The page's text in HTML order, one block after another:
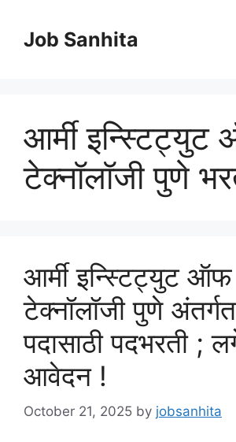
contentJob Sanhita
आर्मी
टेक्नॉलॉजी पुणे
आर्मी इन्स्टिट्युट ऑफ
टेक्नॉलॉजी पुणे
पदासाठी पदभरती ;
आवेदन !
October 21, 2025 by jobsanhita